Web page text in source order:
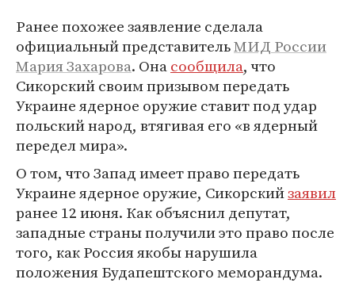
Ранее похожее заявление сделала
официальный представительМИД России
Мария Захарова. Онасообщила, что
Сикорский своим призывом передать
Украине ядерное оружие ставит под удар
польский народ, втягивая его «в ядерный
передел мира».
О том, что Запад имеет право передать
Украине ядерное оружие, Сикорскийзаявил
ранее 12 июня. Как объяснил депутат,
западные страны получили это право после
того, как Россия якобы нарушила
положения Будапештского меморандума.